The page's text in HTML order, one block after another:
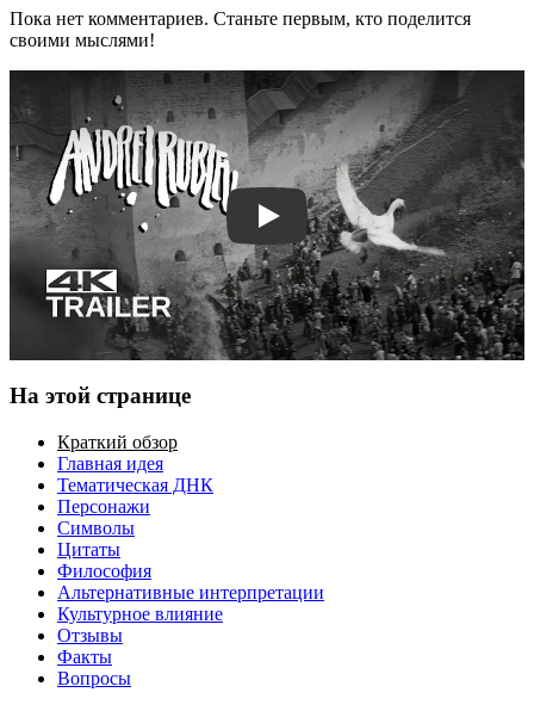
Пока нет комментариев. Станьте первым, кто поделится
своими мыслями!
Смотреть трейлер
На этой странице
Краткий обзор
Главная идея
Тематическая ДНК
Персонажи
Символы
Цитаты
Философия
Альтернативные интерпретации
Культурное влияние
Отзывы
Факты
Вопросы